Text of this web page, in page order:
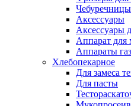
Чебуречницы
Аксессуары
Аксессуары
Аппарат для
Аппараты
Хлебопекарное
Для замеса
Для пасты